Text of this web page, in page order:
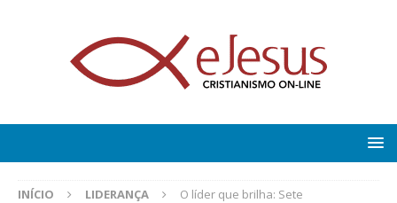
INÍCIO LIDERANÇA
O líder que brilha: Sete